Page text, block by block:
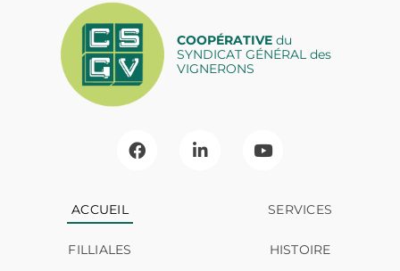
COOPÉRATIVEdu
SYNDICAT GÉNÉRAL des
VIGNERONS
ACCUEIL SERVICES
FILLIALES HISTOIRE